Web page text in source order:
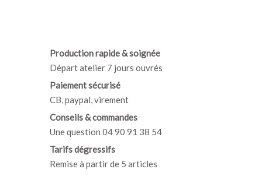
Production rapide & soignée
Départ atelier 7 jours ouvrés
Paiement sécurisé
CB, paypal, virement
Conseils & commandes
Une question 04 90 91 38 54
Tarifs dégressifs
Remise à partir de 5 articles